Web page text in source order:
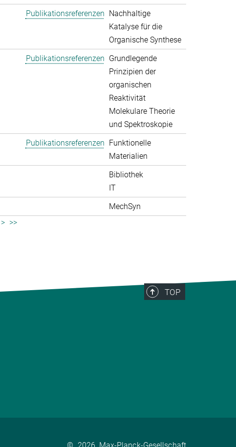
Publikationsreferenzen Nachhaltige
Katalyse für die
Organische Synthese
Publikationsreferenzen Grundlegende
Prinzipien der
organischen
Reaktivität
Molekulare Theorie
und Spektroskopie
Publikationsreferenzen Funktionelle
Materialien
Bibliothek
IT
MechSyn
> >>
TOP
© 2026, Max-Planck-Gesellschaft